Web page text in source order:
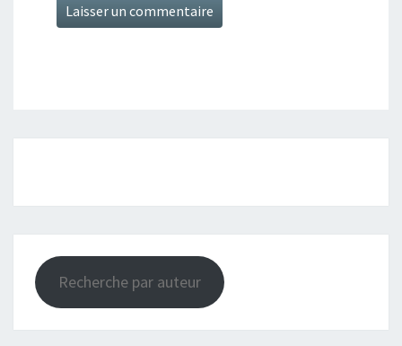
Recherche par auteur